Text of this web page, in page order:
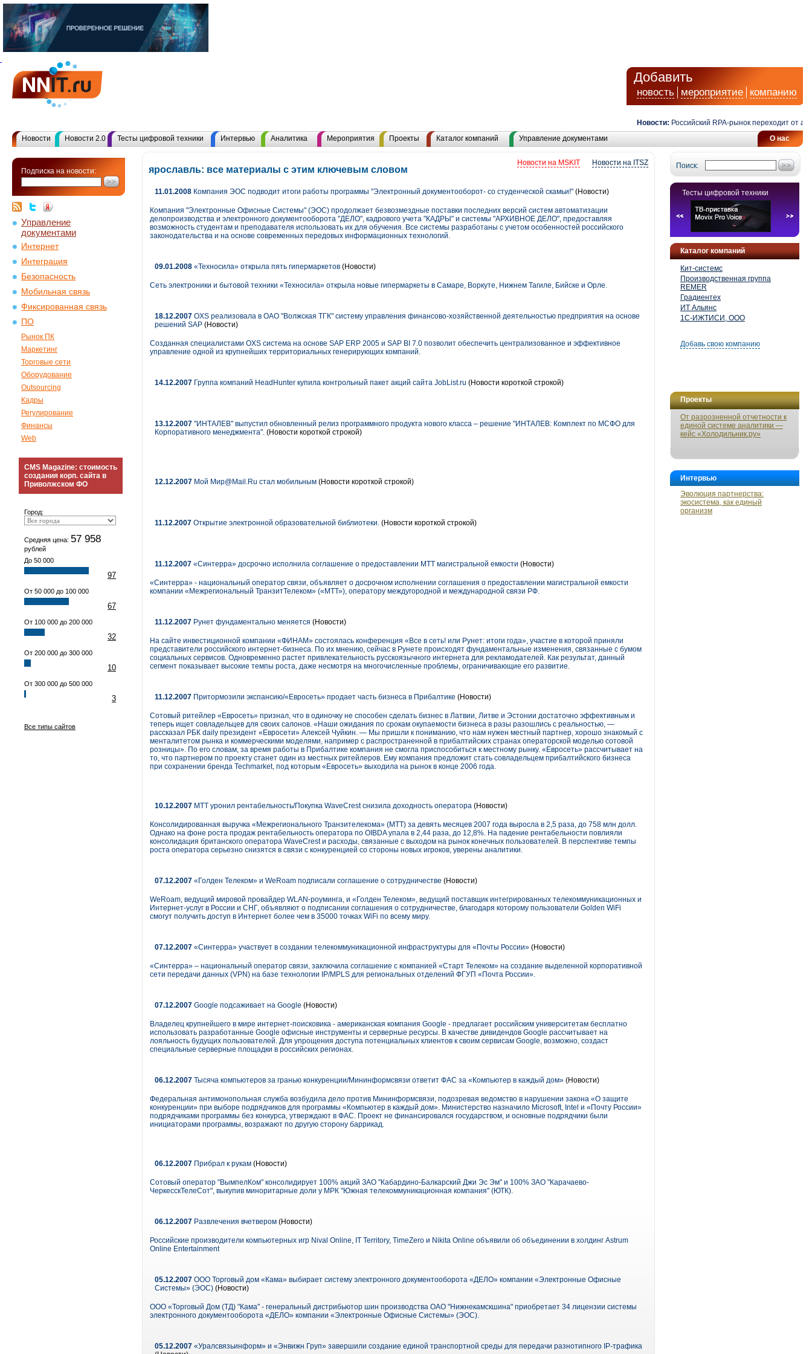
Добавить
новость мероприятие компанию
Новости: Российский RPA-рынок переходит от
О нас
Новости Новости 2.0 Тесты цифровой техники Интервью Аналитика Мероприятия Проекты Каталог компаний Управление документами
Подписка на новости:
Управление
документами
Интернет
Интеграция
Безопасность
Мобильная связь
Фиксированная связь
ПО
Рынок ПК
Маркетинг
Торговые сети
Оборудование
Outsourcing
Кадры
Регулирование
Финансы
Web
CMS Magazine: стоимость
создания корп. сайта в
Приволжском ФО
Город:
Средняя цена: 57 958
рублей
До 50 000
97
От 50 000 до 100 000
67
От 100 000 до 200 000
32
От 200 000 до 300 000
10
От 300 000 до 500 000
3
Все типы сайтов
Поиск:
Тесты цифровой техники
Каталог компаний
Кит-системс
Производственная группа
REMER
Градиентех
ИТ Альянс
1С-ИЖТИСИ, ООО
Добавь свою компанию
Проекты
От разрозненной отчетности к
единой системе аналитики —
кейс «Холодильник.ру»
Интервью
Эволюция партнерства:
экосистема, как единый
организм
Новости на ITSZ
Новости на MSKIT
ярославль: все материалы с этим ключевым словом
11.01.2008 Компания ЭОС подводит итоги работы программы "Электронный документооборот- со студенческой скамьи!" (Новости)
Компания "Электронные Офисные Системы" (ЭОС) продолжает безвозмездные поставки последних версий систем автоматизации
делопроизводства и электронного документооборота "ДЕЛО", кадрового учета "КАДРЫ" и системы "АРХИВНОЕ ДЕЛО", предоставляя
возможность студентам и преподавателя использовать их для обучения. Все системы разработаны с учетом особенностей российского
законодательства и на основе современных передовых информационных технологий.
09.01.2008 «Техносила» открыла пять гипермаркетов (Новости)
Сеть электроники и бытовой техники «Техносила» открыла новые гипермаркеты в Самаре, Воркуте, Нижнем Тагиле, Бийске и Орле.
18.12.2007 OXS реализовала в ОАО "Волжская ТГК" систему управления финансово-хозяйственной деятельностью предприятия на основе
решений SAP (Новости)
Созданная специалистами OXS система на основе SAP ERP 2005 и SAP BI 7.0 позволит обеспечить централизованное и эффективное
управление одной из крупнейших территориальных генерирующих компаний.
14.12.2007 Группа компаний HeadHunter купила контрольный пакет акций сайта JobList.ru (Новости короткой строкой)
13.12.2007 "ИНТАЛЕВ" выпустил обновленный релиз программного продукта нового класса – решение "ИНТАЛЕВ: Комплект по МСФО для
Корпоративного менеджмента". (Новости короткой строкой)
12.12.2007 Мой Мир@Mail.Ru стал мобильным (Новости короткой строкой)
11.12.2007 Открытие электронной образовательной библиотеки. (Новости короткой строкой)
11.12.2007 «Синтерра» досрочно исполнила соглашение о предоставлении МТТ магистральной емкости (Новости)
«Синтерра» - национальный оператор связи, объявляет о досрочном исполнении соглашения о предоставлении магистральной емкости
компании «Межрегиональный ТранзитТелеком» («МТТ»), оператору междугородной и международной связи РФ.
11.12.2007 Рунет фундаментально меняется (Новости)
На сайте инвестиционной компании «ФИНАМ» состоялась конференция «Все в сеть! или Рунет: итоги года», участие в которой приняли
представители российского интернет-бизнеса. По их мнению, сейчас в Рунете происходят фундаментальные изменения, связанные с бумом
социальных сервисов. Одновременно растет привлекательность русскоязычного интернета для рекламодателей. Как результат, данный
сегмент показывает высокие темпы роста, даже несмотря на многочисленные проблемы, ограничивающие его развитие.
11.12.2007 Притормозили экспансию/«Евросеть» продает часть бизнеса в Прибалтике (Новости)
Сотовый ритейлер «Евросеть» признал, что в одиночку не способен сделать бизнес в Латвии, Литве и Эстонии достаточно эффективным и
теперь ищет совладельцев для своих салонов. «Наши ожидания по срокам окупаемости бизнеса в разы разошлись с реальностью, —
рассказал РБК daily президент «Евросети» Алексей Чуйкин. — Мы пришли к пониманию, что нам нужен местный партнер, хорошо знакомый с
менталитетом рынка и коммерческими моделями, например с распространенной в прибалтийских странах операторской моделью сотовой
розницы». По его словам, за время работы в Прибалтике компания не смогла приспособиться к местному рынку. «Евросеть» рассчитывает на
то, что партнером по проекту станет один из местных ритейлеров. Ему компания предложит стать совладельцем прибалтийского бизнеса
при сохранении бренда Techmarket, под которым «Евросеть» выходила на рынок в конце 2006 года.
10.12.2007 МТТ уронил рентабельность/Покупка WaveCrest снизила доходность оператора (Новости)
Консолидированная выручка «Межрегионального Транзителекома» (МТТ) за девять месяцев 2007 года выросла в 2,5 раза, до 758 млн долл.
Однако на фоне роста продаж рентабельность оператора по OIBDA упала в 2,44 раза, до 12,8%. На падение рентабельности повлияли
консолидация британского оператора WaveCrest и расходы, связанные с выходом на рынок конечных пользователей. В перспективе темпы
роста оператора серьезно снизятся в связи с конкуренцией со стороны новых игроков, уверены аналитики.
07.12.2007 «Голден Телеком» и WeRoam подписали соглашение о сотрудничестве (Новости)
WeRoam, ведущий мировой провайдер WLAN-роуминга, и «Голден Телеком», ведущий поставщик интегрированных телекоммуникационных и
Интернет-услуг в России и СНГ, объявляют о подписании соглашения о сотрудничестве, благодаря которому пользователи Golden WiFi
смогут получить доступ в Интернет более чем в 35000 точках WiFi по всему миру.
07.12.2007 «Синтерра» участвует в создании телекоммуникационной инфраструктуры для «Почты России» (Новости)
«Синтерра» – национальный оператор связи, заключила соглашение с компанией «Старт Телеком» на создание выделенной корпоративной
сети передачи данных (VPN) на базе технологии IP/MPLS для региональных отделений ФГУП «Почта России».
07.12.2007 Google подсаживает на Google (Новости)
Владелец крупнейшего в мире интернет-поисковика - американская компания Google - предлагает российским университетам бесплатно
использовать разработанные Google офисные инструменты и серверные ресурсы. В качестве дивидендов Google рассчитывает на
лояльность будущих пользователей. Для упрощения доступа потенциальных клиентов к своим сервисам Google, возможно, создаст
специальные серверные площадки в российских регионах.
06.12.2007 Тысяча компьютеров за гранью конкуренции/Мининформсвязи ответит ФАС за «Компьютер в каждый дом» (Новости)
Федеральная антимонопольная служба возбудила дело против Мининформсвязи, подозревая ведомство в нарушении закона «О защите
конкуренции» при выборе подрядчиков для программы «Компьютер в каждый дом». Министерство назначило Microsoft, Intel и «Почту России»
подрядчиками программы без конкурса, утверждают в ФАС. Проект не финансировался государством, и основные подрядчики были
инициаторами программы, возражают по другую сторону баррикад.
06.12.2007 Прибрал к рукам (Новости)
Сотовый оператор "ВымпелКом" консолидирует 100% акций ЗАО "Кабардино-Балкарский Джи Эс Эм" и 100% ЗАО "Карачаево-
ЧеркесскТелеСот", выкупив миноритарные доли у МРК "Южная телекоммуникационная компания" (ЮТК).
06.12.2007 Развлечения вчетвером (Новости)
Российские производители компьютерных игр Nival Online, IT Territory, TimeZero и Nikita Online объявили об объединении в холдинг Astrum
Online Entertainment
05.12.2007 ООО Торговый дом «Кама» выбирает систему электронного документооборота «ДЕЛО» компании «Электронные Офисные
Системы» (ЭОС) (Новости)
ООО «Торговый Дом (ТД) "Кама" - генеральный дистрибьютор шин производства ОАО "Нижнекамскшина" приобретает 34 лицензии системы
электронного документооборота «ДЕЛО» компании «Электронные Офисные Системы» (ЭОС).
05.12.2007 «Уралсвязьинформ» и «Энвижн Груп» завершили создание единой транспортной среды для передачи разнотипного IP-трафика